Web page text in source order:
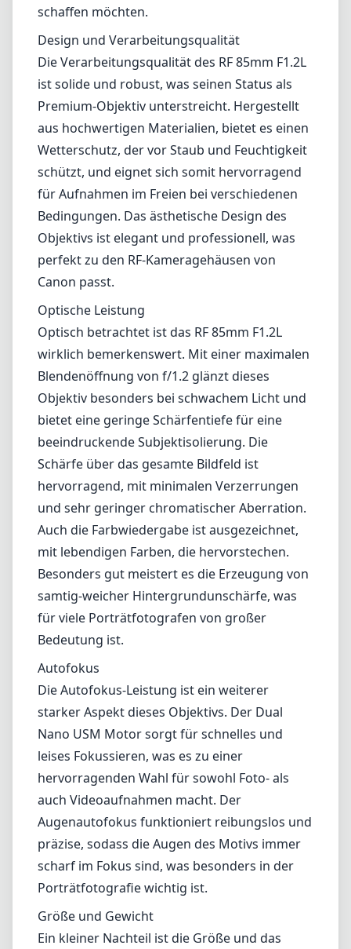
schaffen möchten.
Design und Verarbeitungsqualität
Die Verarbeitungsqualität des RF 85mm F1.2L
ist solide und robust, was seinen Status als
Premium-Objektiv unterstreicht. Hergestellt
aus hochwertigen Materialien, bietet es einen
Wetterschutz, der vor Staub und Feuchtigkeit
schützt, und eignet sich somit hervorragend
für Aufnahmen im Freien bei verschiedenen
Bedingungen. Das ästhetische Design des
Objektivs ist elegant und professionell, was
perfekt zu den RF-Kameragehäusen von
Canon passt.
Optische Leistung
Optisch betrachtet ist das RF 85mm F1.2L
wirklich bemerkenswert. Mit einer maximalen
Blendenöffnung von f/1.2 glänzt dieses
Objektiv besonders bei schwachem Licht und
bietet eine geringe Schärfentiefe für eine
beeindruckende Subjektisolierung. Die
Schärfe über das gesamte Bildfeld ist
hervorragend, mit minimalen Verzerrungen
und sehr geringer chromatischer Aberration.
Auch die Farbwiedergabe ist ausgezeichnet,
mit lebendigen Farben, die hervorstechen.
Besonders gut meistert es die Erzeugung von
samtig-weicher Hintergrundunschärfe, was
für viele Porträtfotografen von großer
Bedeutung ist.
Autofokus
Die Autofokus-Leistung ist ein weiterer
starker Aspekt dieses Objektivs. Der Dual
Nano USM Motor sorgt für schnelles und
leises Fokussieren, was es zu einer
hervorragenden Wahl für sowohl Foto- als
auch Videoaufnahmen macht. Der
Augenautofokus funktioniert reibungslos und
präzise, sodass die Augen des Motivs immer
scharf im Fokus sind, was besonders in der
Porträtfotografie wichtig ist.
Größe und Gewicht
Ein kleiner Nachteil ist die Größe und das